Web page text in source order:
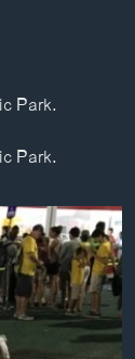
Park.
Park.